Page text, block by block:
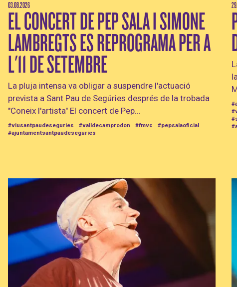
03.08.2026
EL CONCERT DE PEP SALA I SIMONE
LAMBREGTS ES REPROGRAMA PER A
L'11 DE SETEMBRE
La pluja intensa va obligar a suspendre l'actuació
prevista a Sant Pau de Segúries després de la trobada
"Coneix l'artista" El concert de Pep...
#viusantpaudeseguries #valldecamprodon #fmvc
#pepsalaoficial
#ajuntamentsantpaudeseguries